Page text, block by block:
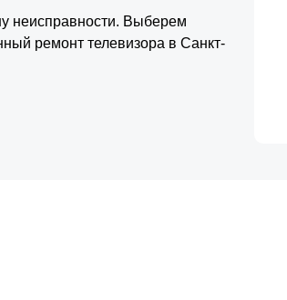
неисправности. Выберем
ремонт телевизора в Санкт-